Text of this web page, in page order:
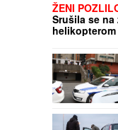
ŽENI
Srušila se